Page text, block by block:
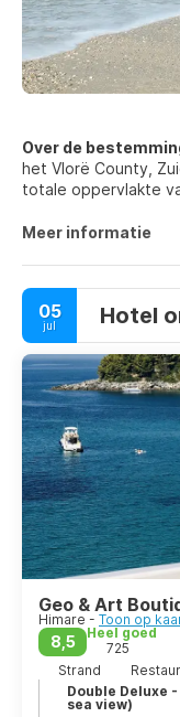
Over de
het Vlorë County,
totale oppervlakte
Lukovë.
Meer informatie
05
jul Hotel
Geo & Art
Himare - Toon op
8,5
Heel goed
725
Strand
Double Deluxe
sea view)